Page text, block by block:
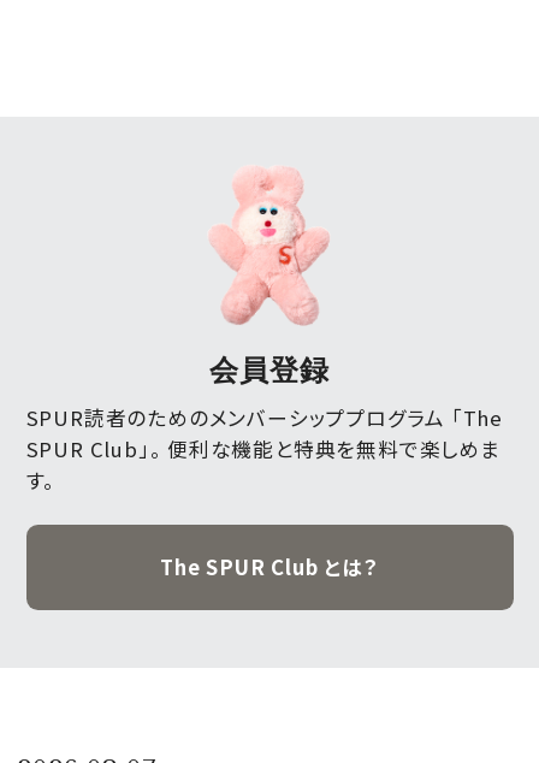
会員登録
SPUR読者のためのメンバーシッププログラム 「The
SPUR Club」。
す。
The SPUR Club とは？